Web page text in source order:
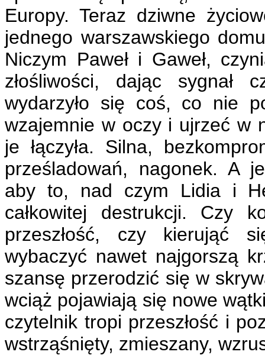
Europy. Teraz dziwne
jednego warszawskiego
Niczym Paweł i Gaweł,
złośliwości, dając sygnał
wydarzyło się coś, co nie
wzajemnie w oczy i ujrzeć w
je łączyła. Silna,
prześladowań, nagonek. A
aby to, nad czym Lidia i
całkowitej destrukcji. Czy
przeszłość, czy kierująć
wybaczyć nawet najgorszą
szansę przerodzić się w
wciąż pojawiają się nowe
czytelnik tropi przeszłość i
wstrząśnięty, zmieszany,